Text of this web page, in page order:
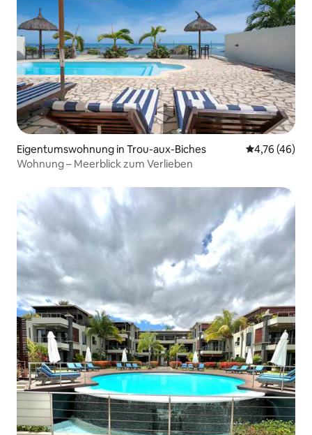
Eigentumswohnung in Trou-aux-Biches
4,76 (46)
Wohnung – Meerblick zum Verlieben